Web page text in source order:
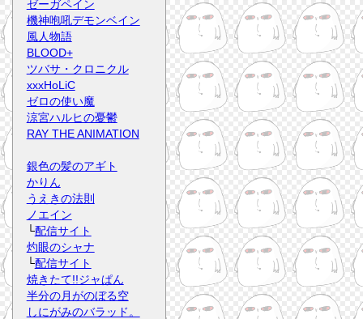
ゼーガペイン
機神咆吼デモンベイン
風人物語
BLOOD+
ツバサ・クロニクル
xxxHoLiC
ゼロの使い魔
涼宮ハルヒの憂鬱
RAY THE ANIMATION
銀色の髪のアギト
かりん
うえきの法則
ノエイン
└配信サイト
灼眼のシャナ
└配信サイト
焼きたて!!ジャぱん
半分の月がのぼる空
しにがみのバラッド。